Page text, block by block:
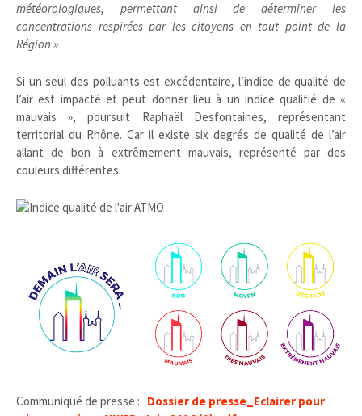
météorologiques, permettant ainsi de déterminer les
concentrations respirées par les citoyens en tout point de la
Région »
Si un seul des polluants est excédentaire, l’indice de qualité de
l’air est impacté et peut donner lieu à un indice qualifié de «
mauvais », poursuit Raphaël Desfontaines, représentant
territorial du Rhône. Car il existe six degrés de qualité de l’air
allant de bon à extrêmement mauvais, représenté par des
couleurs différentes.
Communiqué de presse : Dossier de presse_Eclairer pour